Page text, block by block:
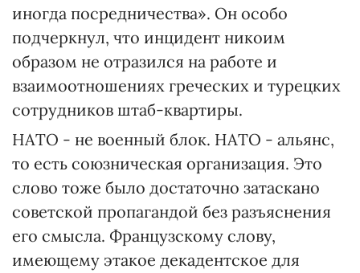
иногда посредничества». Он особо
подчеркнул, что инцидент никоим
образом не отразился на работе и
взаимоотношениях греческих и турецких
сотрудников штаб-квартиры.
НАТО - не военный блок. НАТО - альянс,
то есть союзническая организация. Это
слово тоже было достаточно затаскано
советской пропагандой без разъяснения
его смысла. Французскому слову,
имеющему этакое декадентское для